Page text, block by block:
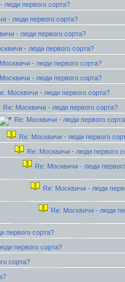
люди первого сорта?
- люди первого сорта?
- люди первого сорта?
- люди первого сорта?
- люди первого сорта?
- люди первого сорта?
Москвичи - люди первого сорта?
Re: Москвичи - люди первого сорта?
Re: Москвичи - люди первого
Re: Москвичи - люди первого
Re: Москвичи - люди первого
Re: Москвичи - люди
Re: Москвичи - люди
Re: Москвичи - люди
первого сорта?
первого сорта?
сорта?